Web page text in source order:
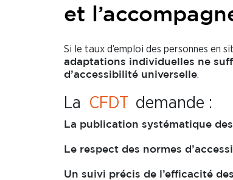
et
Si le taux d’emploi des personnes en
adaptations individuelles ne
d’accessibilité universelle.
La CFDT demande :
La publication systématique
Le respect des normes
Un suivi précis de l’efficacité